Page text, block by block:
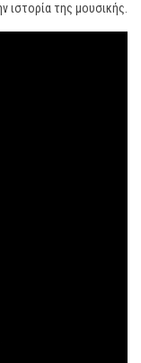
ιστορία της μουσικής.